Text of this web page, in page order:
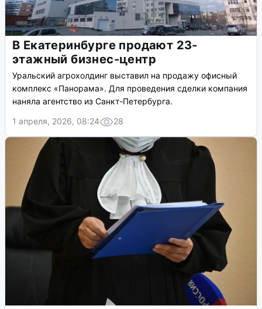
В Екатеринбурге продают 23-
этажный бизнес-центр
Уральский агрохолдинг выставил на продажу офисный
комплекс «Панорама». Для проведения сделки компания
наняла агентство из Санкт-Петербурга.
1 апреля, 2026, 08:24
28